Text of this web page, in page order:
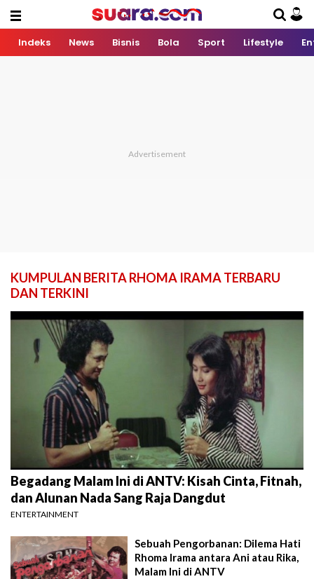
Indeks News Bisnis Bola Sport Lifestyle
KUMPULAN BERITA RHOMA IRAMA TERBARU
DAN TERKINI
Begadang Malam Ini di ANTV: Kisah Cinta, Fitnah,
dan Alunan Nada Sang Raja Dangdut
ENTERTAINMENT
Sebuah Pengorbanan: Dilema Hati
Rhoma Irama antara Ani atau Rika,
Malam Ini di ANTV